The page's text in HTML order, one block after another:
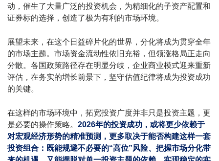
动，催生了大量广泛的投资机会，为精细化的子资产配置和
证券标的选择，创造了极为有利的市场环境。
展望未来，在这个日益碎片化的世界，分化将成为贯穿全年
的市场主题。市场资金流动性依旧充裕，但领涨格局正走向
分散。各国政策路径存在明显分歧，企业商业模式迎来重新
评估，在务实的增长前景下，坚守估值纪律将成为投资成功
的关键。
在这样的市场环境中，拓宽投资广度并非只是投资主题，更
是必要的操作策略。 2026年的投资成功，或将更少依赖于
对宏观经济形势的精准预测，更多取决于能否构建这样一套
投资组合：既能规避不必要的“高位”风险、把握市场分化带